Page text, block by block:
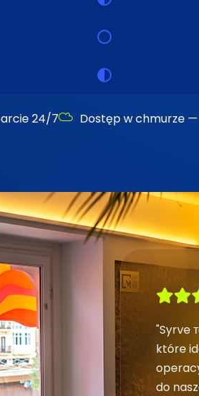
24/7 Dostęp w chmurze
niesamowita.
przebiegła
jest na
"Syrve
które
do